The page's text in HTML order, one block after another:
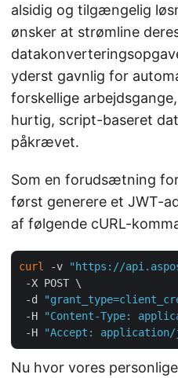
alsidig og tilgængelig
ønsker at strømline
yderst gavnlig for
forskellige
hurtig, script-baseret
påkrævet.
Som en forudsætning
først generere et JWT-
af følgende cURL-
curl -v "https://
-X POST \
-d
-H
"Content-Type:
-H
"Accept: application/
Nu hvor vores